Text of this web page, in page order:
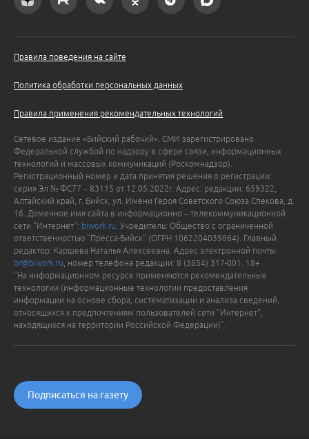
Правила поведения на сайте
Политика обработки персональных данных
Правила применения рекомендательных технологий
Сетевое издание «Бийский рабочий». СМИ зарегистрировано
Федеральной службой по надзору в сфере связи, информационных
технологий и массовых коммуникаций (Роскомнадзор).
Регистрационный номер и дата принятия решения о регистрации:
серия Эл № ФС77 – 83115 от 12.05.2022г. Адрес: редакции: 659322,
Алтайский край, г. Бийск, ул. Имени Героя Советского Союза Спекова, д.
16. Доменное имя сайта в информационно – телекоммуникационной
сети "Интернет": biwork.ru . Учредитель: Общество с ограниченной
ответственностью "Пресса-Бийск" (ОГРН 1062204039864). Главный
редактор: Каршева Наталья Алексеевна. Адрес электронной почты:
br@biwork.ru , номер телефона редакции: 8 (3854) 317-001. 18+
"На информационном ресурсе применяются рекомендательные
технологии (информационные технологии предоставления
информации на основе сбора, систематизации и анализа сведений,
относящихся к предпочтениям пользователей сети "Интернет",
находящихся на территории Российской Федерации)".
Подписаться на газету